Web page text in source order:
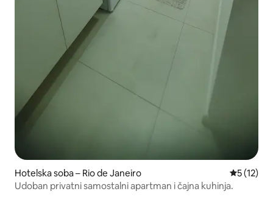
Hotelska soba – Rio de Janeiro Prosječna
5 (12)
Udoban privatni samostalni apartman i čajna kuhinja.